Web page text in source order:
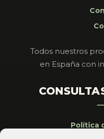
Todos nuestros
en España con
Política